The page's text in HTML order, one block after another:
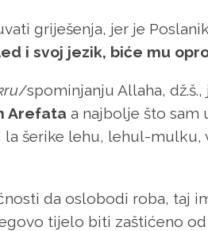
griješenja, jer je Poslanik,
i svoj jezik, biće mu
/spominjanju Allaha, dž.š.,
Arefata a najbolje što sam
la šerike lehu, lehul-
da oslobodi roba, taj
tijelo biti zaštićeno od